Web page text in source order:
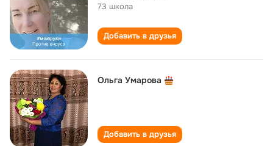
73 школа
Добавить в друзья
Ольга Умарова
Добавить в друзья